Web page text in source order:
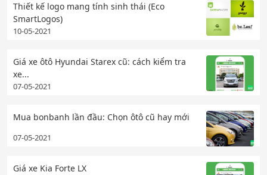
Thiết kế logo mang tính sinh thái (Eco
SmartLogos)
10-05-2021
Giá xe ôtô Hyundai Starex cũ: cách kiểm tra
xe...
07-05-2021
Mua bonbanh lần đầu: Chọn ôtô cũ hay mới
07-05-2021
Giá xe Kia Forte LX